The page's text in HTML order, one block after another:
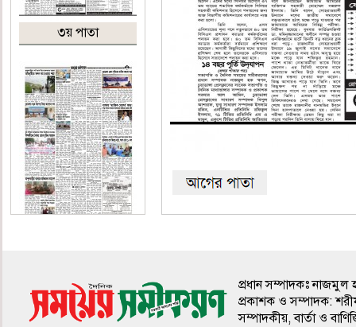
৩য় পাতা
প্রধান সম্পাদকঃ নাজমুল
প্রকাশক ও সম্পাদক:
সম্পাদকীয়, বার্তা ও